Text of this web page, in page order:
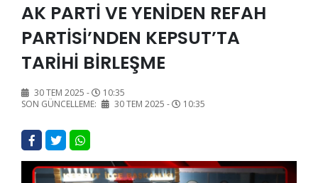
AK PARTİ VE YENİDEN REFAH
PARTİSİ’NDEN KEPSUT’TA
TARİHİ BİRLEŞME
30 TEM 2025 -
10:35
SON GÜNCELLEME:
30 TEM 2025 - 10:35